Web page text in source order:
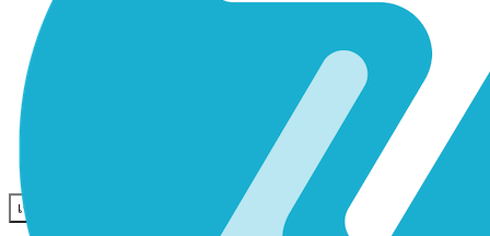
เข้าสู่ระบบ